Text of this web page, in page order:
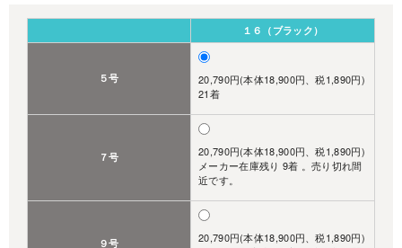
１６（ブラック）
５号
20,790円(本体18,900円、税1,890円)
21着
７号
20,790円(本体18,900円、税1,890円)
メーカー在庫残り 9着 。売り切れ間
近です。
９号
20,790円(本体18,900円、税1,890円)